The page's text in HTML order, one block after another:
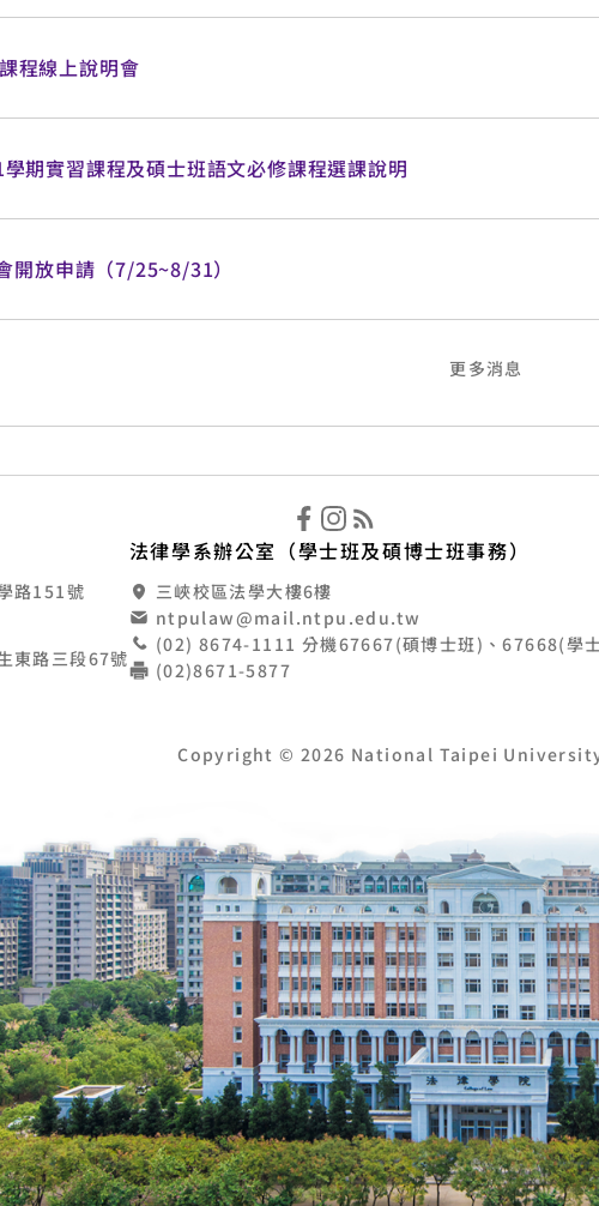
程線上說明會
期實習課程及碩士班語文必修課程選課說明
開放申請（7/25~8/31）
更多消息
國立臺北大學法律學系
路151號
東路三段67號
法律學系辦公室（學士班及碩博士班事務）
三峽校區法學大樓6樓
ntpulaw@mail.ntpu.edu.tw
(02) 8674-1111 分機67667(碩博士班)、67668(學
(02)8671-5877
Copyright © 2026 National Taipei